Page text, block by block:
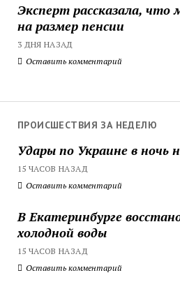
Эксперт рассказала,
на размер пенсии
3 ДНЯ НАЗАД
Оставить комментарий
ПРОИСШЕСТВИЯ ЗА НЕДЕЛЮ
Удары по Украине в ночь
15 ЧАСОВ НАЗАД
Оставить комментарий
В Екатеринбурге
холодной воды
15 ЧАСОВ НАЗАД
Оставить комментарий